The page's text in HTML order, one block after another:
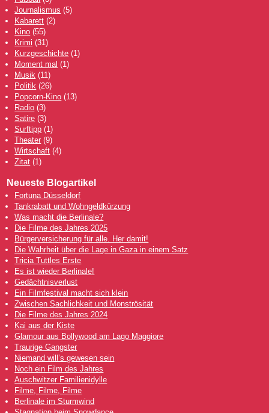
Journalismus (5)
Kabarett (2)
Kino (55)
Krimi (31)
Kurzgeschichte (1)
Moment mal (1)
Musik (11)
Politik (26)
Popcorn-Kino (13)
Radio (3)
Satire (3)
Surftipp (1)
Theater (9)
Wirtschaft (4)
Zitat (1)
Neueste Blogartikel
Fortuna Düsseldorf
Tankrabatt und Wohngeldkürzung
Was macht die Berlinale?
Die Filme des Jahres 2025
Bürgerversicherung für alle. Her damit!
Die Wahrheit über die Lage in Gaza in einem Satz
Tricia Tuttles Erste
Es ist wieder Berlinale!
Gedächtnisverlust
Ein Filmfestival macht sich klein
Zwischen Sachlichkeit und Monströsität
Die Filme des Jahres 2024
Kai aus der Kiste
Glamour aus Bollywood am Lago Maggiore
Traurige Gangster
Niemand will’s gewesen sein
Noch ein Film des Jahres
Auschwitzer Familienidylle
Filme, Filme, Filme
Berlinale im Sturmwind